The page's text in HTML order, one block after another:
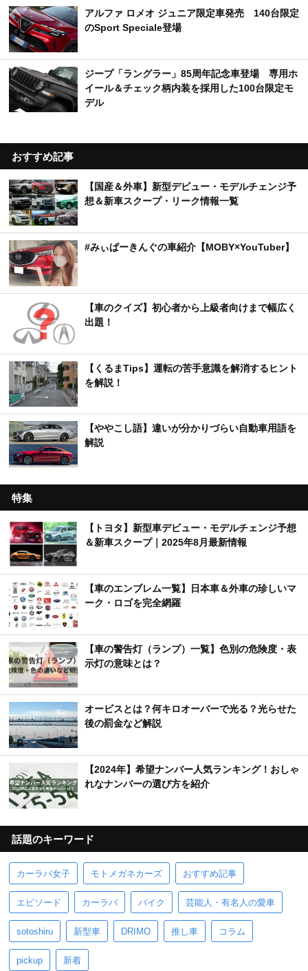
アルファ ロメオ ジュニア限定車発売 140台限定
のSport Speciale登場
ジープ「ラングラー」85周年記念車登場 専用ホ
イール＆チェック柄内装を採用した100台限定モ
デル
おすすめ記事
【国産＆外車】新型デビュー・モデルチェンジ予
想＆新車スクープ・リーク情報一覧
#みぃぱーきんぐの車紹介【MOBY×YouTuber】
【車のクイズ】初心者から上級者向けまで幅広く
出題！
【くるまTips】運転の苦手意識を解消するヒント
を解説！
【ややこし語】違いが分かりづらい自動車用語を
解説
特集
【トヨタ】新型車デビュー・モデルチェンジ予想
＆新車スクープ｜2025年8月最新情報
【車のエンブレム一覧】日本車＆外車の珍しいマ
ーク・ロゴを完全網羅
【車の警告灯（ランプ）一覧】色別の危険度・表
示灯の意味とは？
オービスとは？何キロオーバーで光る？光らせた
後の罰金など解説
【2024年】希望ナンバー人気ランキング！おしゃ
れなナンバーの選び方を紹介
話題のキーワード
カーラバ女子 モトメガネカーズ おすすめ記事
エピソード カーラバ バイク 芸能人・有名人の愛車
sotoshiru 新型車 DRIMO 推し車 コラム
pickup 新着